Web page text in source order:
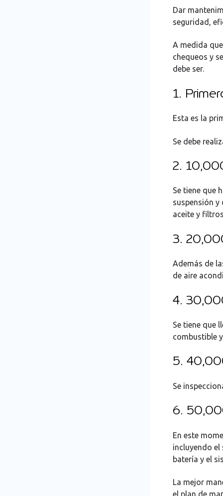
Dar
seguridad,
A medida
chequeos y
debe ser.
1.
Esta es la
Se debe
2.
Se tiene que
suspensión y
aceite y
3.
Además de
de aire
4.
Se tiene que
combustible
5.
Se
6.
En este
incluyendo el
batería y el
La mejor
el plan de